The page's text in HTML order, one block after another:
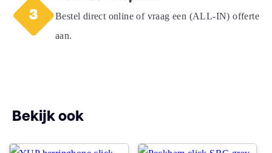
Brandclassificatie
Vloerverwarming
Geluidsdempend
Bestel direct online of vraag een (ALL-IN) offerte
aan.
Bekijk ook